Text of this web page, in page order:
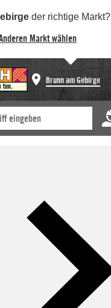
der richtige Markt?
Markt wählen
Brunn am Gebirge